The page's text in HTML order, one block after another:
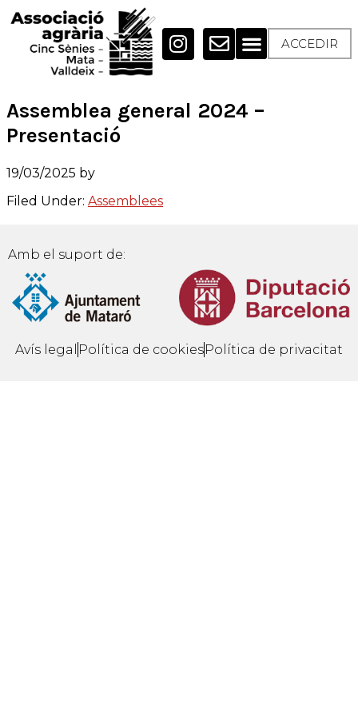
ACCEDIR
Assemblea general 2024 –
Presentació
19/03/2025 by
Filed Under: Assemblees
Amb el suport de:
Avís legal Política de cookiesPolítica de privacitat